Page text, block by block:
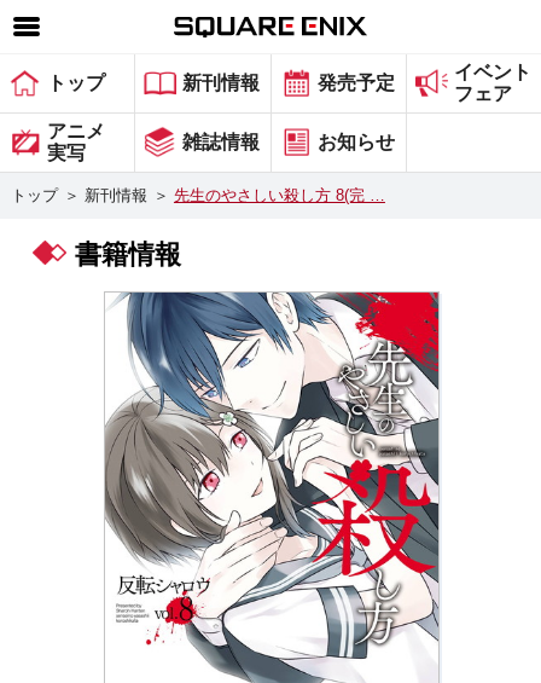
SQUARE ENIX 公式サイトメニュー
ゲーム
マガジン＆ブックス
グッズ
会社情報 採用情報
スクウェア・エニックス サイト内検索
トップ 新刊情報 発売予定
イベント
フェア
アニメ
実写
雑誌情報 お知らせ
トップ ＞ 新刊情報 ＞ 先生のやさしい殺し方 8(完 …
書籍情報